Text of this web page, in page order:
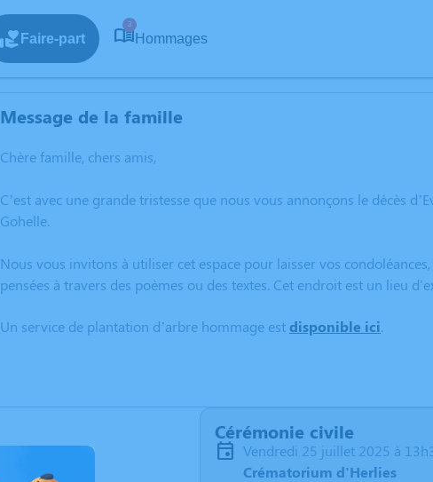
Faire-part
3
Hommages
Message de la famille
Chère famille, chers amis,
C’est avec une grande tristesse que nous vous annonçons le décès
Gohelle.
Nous vous invitons à utiliser cet espace pour laisser vos
pensées à travers des poèmes ou des textes. Cet endroit est un lieu
Un service de plantation d’arbre hommage est disponible ici.
Cérémonie civile
vendredi 25 juillet 2025 à
Crématorium d'Herlies